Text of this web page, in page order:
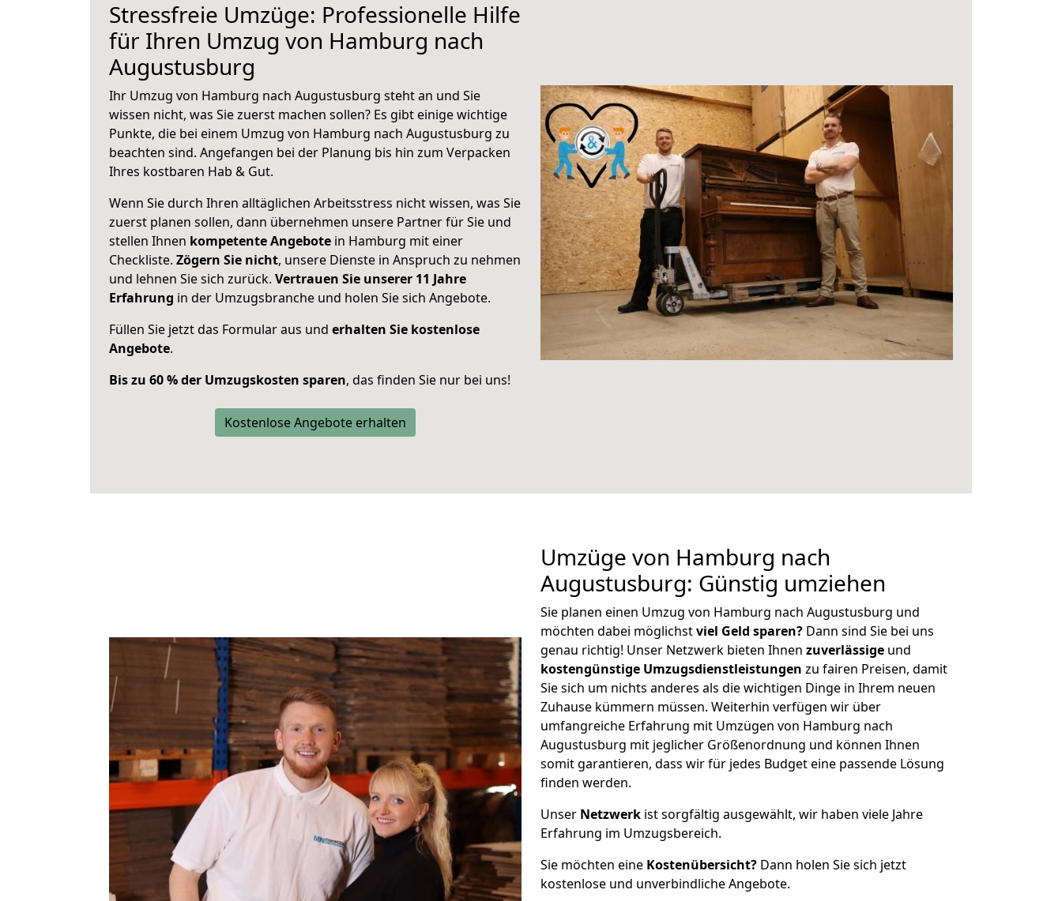
Stressfreie Umzüge: Professionelle Hilfe
für Ihren Umzug von Hamburg nach
Augustusburg
Ihr Umzug von Hamburg nach Augustusburg steht an und Sie
wissen nicht, was Sie zuerst machen sollen? Es gibt einige wichtige
Punkte, die bei einem Umzug von Hamburg nach Augustusburg zu
beachten sind. Angefangen bei der Planung bis hin zum Verpacken
Ihres kostbaren Hab & Gut.
Wenn Sie durch Ihren alltäglichen Arbeitsstress nicht wissen, was Sie
zuerst planen sollen, dann übernehmen unsere Partner für Sie und
stellen Ihnen kompetente Angebote in Hamburg mit einer
Checkliste. Zögern Sie nicht, unsere Dienste in Anspruch zu nehmen
und lehnen Sie sich zurück. Vertrauen Sie unserer 11 Jahre
Erfahrung in der Umzugsbranche und holen Sie sich Angebote.
Füllen Sie jetzt das Formular aus und erhalten Sie kostenlose
Angebote.
Bis zu 60 % der Umzugskosten sparen, das finden Sie nur bei uns!
Kostenlose Angebote erhalten
Umzüge von Hamburg nach
Augustusburg: Günstig umziehen
Sie planen einen Umzug von Hamburg nach Augustusburg und
möchten dabei möglichstviel Geld sparen? Dann sind Sie bei uns
genau richtig! Unser Netzwerk bieten Ihnen zuverlässige und
kostengünstige Umzugsdienstleistungen zu fairen Preisen, damit
Sie sich um nichts anderes als die wichtigen Dinge in Ihrem neuen
Zuhause kümmern müssen. Weiterhin verfügen wir über
umfangreiche Erfahrung mit Umzügen von Hamburg nach
Augustusburg mit jeglicher Größenordnung und können Ihnen
somit garantieren, dass wir für jedes Budget eine passende Lösung
finden werden.
Unser Netzwerk ist sorgfältig ausgewählt, wir haben viele Jahre
Erfahrung im Umzugsbereich.
Sie möchten eine Kostenübersicht? Dann holen Sie sich jetzt
kostenlose und unverbindliche Angebote.